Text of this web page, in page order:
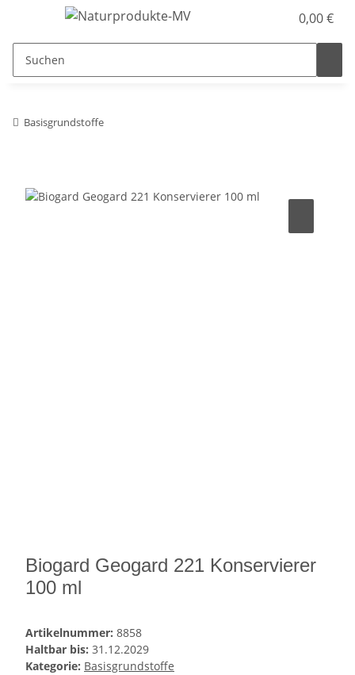
0,00 €
Basisgrundstoffe
Biogard Geogard 221 Konservierer
100 ml
Artikelnummer: 8858
Haltbar bis: 31.12.2029
Kategorie: Basisgrundstoffe